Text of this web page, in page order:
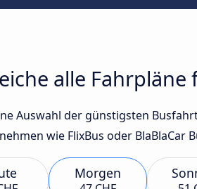
alle
Auswahl der günstigsten
wie FlixBus oder BlaBlaCar
Morgen